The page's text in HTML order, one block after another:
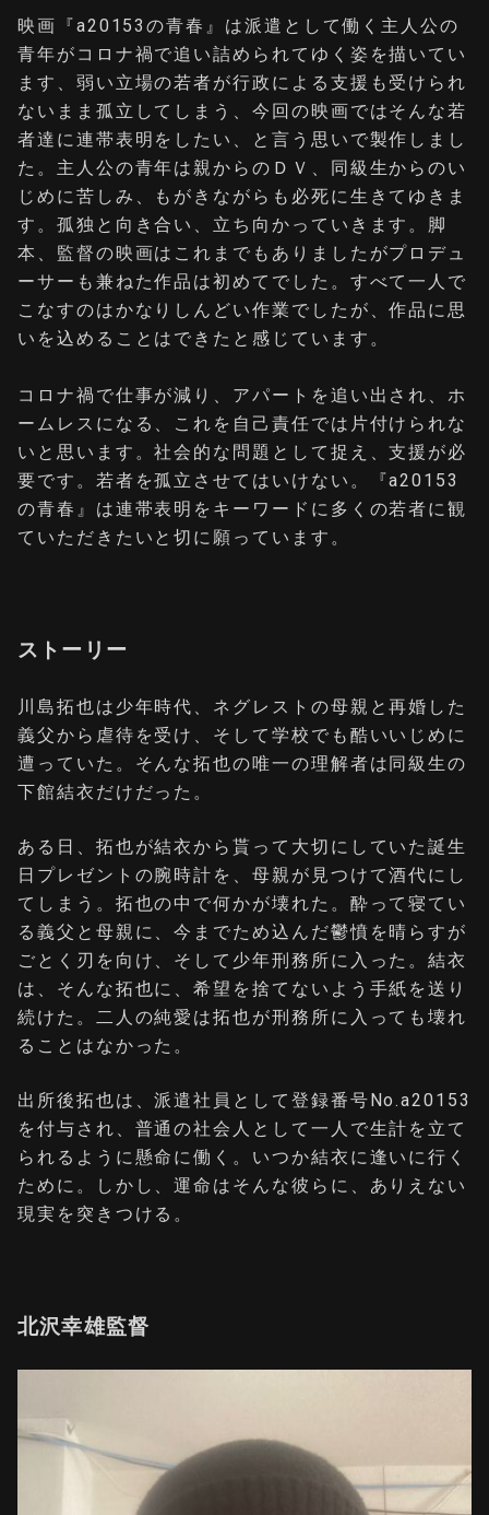
映画『a20153の青春』は派遣として働く主人公の
青年がコロナ禍で追い詰められてゆく姿を描いてい
ます、弱い立場の若者が行政による支援も受けられ
ないまま孤立してしまう、今回の映画ではそんな若
者達に連帯表明をしたい、と言う思いで製作しまし
た。主人公の青年は親からのＤＶ、同級生からのい
じめに苦しみ、もがきながらも必死に生きてゆきま
す。孤独と向き合い、立ち向かっていきます。脚
本、監督の映画はこれまでもありましたがプロデュ
ーサーも兼ねた作品は初めてでした。すべて一人で
こなすのはかなりしんどい作業でしたが、作品に思
いを込めることはできたと感じています。
コロナ禍で仕事が減り、アパートを追い出され、ホ
ームレスになる、これを自己責任では片付けられな
いと思います。社会的な問題として捉え、支援が必
要です。若者を孤立させてはいけない。『a20153
の青春』は連帯表明をキーワードに多くの若者に観
ていただきたいと切に願っています。
ストーリー
川島拓也は少年時代、ネグレストの母親と再婚した
義父から虐待を受け、そして学校でも酷いいじめに
遭っていた。そんな拓也の唯一の理解者は同級生の
下館結衣だけだった。
ある日、拓也が結衣から貰って大切にしていた誕生
日プレゼントの腕時計を、母親が見つけて酒代にし
てしまう。拓也の中で何かが壊れた。酔って寝てい
る義父と母親に、今までため込んだ鬱憤を晴らすが
ごとく刃を向け、そして少年刑務所に入った。結衣
は、そんな拓也に、希望を捨てないよう手紙を送り
続けた。二人の純愛は拓也が刑務所に入っても壊れ
ることはなかった。
出所後拓也は、派遣社員として登録番号No.a20153
を付与され、普通の社会人として一人で生計を立て
られるように懸命に働く。いつか結衣に逢いに行く
ために。しかし、運命はそんな彼らに、ありえない
現実を突きつける。
北沢幸雄監督